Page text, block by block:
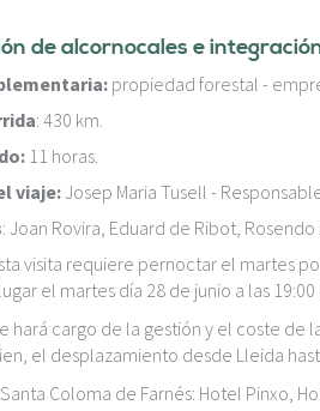
de alcornocales e
propiedad forestal -
: 430 km.
11 horas.
viaje: Josep Maria Tusell -
: Joan Rovira, Eduard de Ribot,
visita requiere pernoctar el martes
el martes día 28 de junio a las 19:00
hará cargo de la gestión y el coste
el desplazamiento desde Lleida
Coloma de Farnés: Hotel Pinxo,